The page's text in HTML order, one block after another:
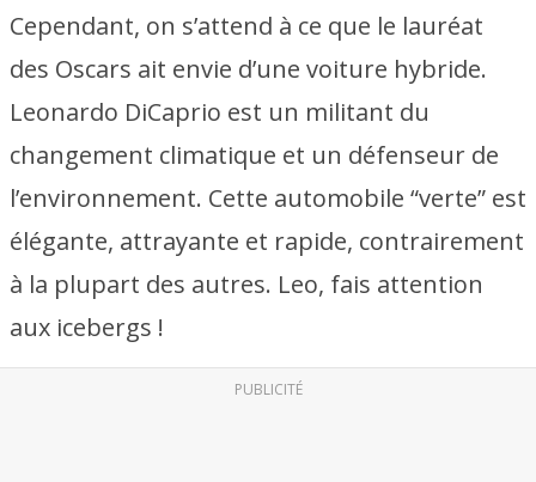
Cependant, on s’attend à ce que le lauréat
des Oscars ait envie d’une voiture hybride.
Leonardo DiCaprio est un militant du
changement climatique et un défenseur de
l’environnement. Cette automobile “verte” est
élégante, attrayante et rapide, contrairement
à la plupart des autres. Leo, fais attention
aux icebergs !
PUBLICITÉ